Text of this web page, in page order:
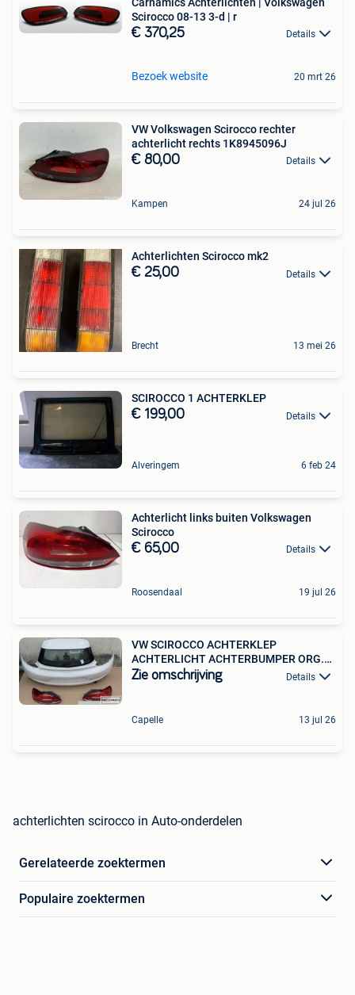
Scirocco 08-13 3-d | r
€ 370,25 Details
Bezoek website 20 mrt 26
VW Volkswagen Scirocco rechter
achterlicht rechts 1K8945096J
€ 80,00 Details
Kampen 24 jul 26
Achterlichten Scirocco mk2
€ 25,00 Details
Brecht 13 mei 26
SCIROCCO 1 ACHTERKLEP
€ 199,00 Details
Alveringem 6 feb 24
Achterlicht links buiten Volkswagen
Scirocco
€ 65,00 Details
Roosendaal 19 jul 26
VW SCIROCCO ACHTERKLEP
ACHTERLICHT ACHTERBUMPER ORG.
O.A!!
Zie omschrijving Details
Capelle 13 jul 26
achterlichten scirocco in Auto-onderdelen
Gerelateerde zoektermen
Populaire zoektermen